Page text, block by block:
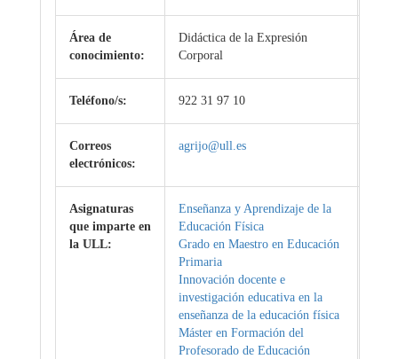
Área de
conocimiento:
Didáctica de la Expresión
Corporal
Teléfono/s: 922 31 97 10
Correos
electrónicos:
agrijo@ull.es
Asignaturas
que imparte en
la ULL:
Enseñanza y Aprendizaje de la
Educación Física
Grado en Maestro en Educación
Primaria
Innovación docente e
investigación educativa en la
enseñanza de la educación física
Máster en Formación del
Profesorado de Educación